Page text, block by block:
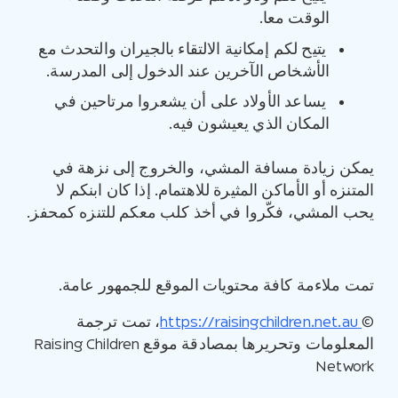
الوقت معا.
يتيح لكم إمكانية الالتقاء بالجيران والتحدث مع
الأشخاص الآخرين عند الدخول إلى المدرسة.
يساعد الأولاد على أن يشعروا مرتاحين في
المكان الذي يعيشون فيه.
يمكن زيادة مسافة المشي، والخروج إلى نزهة في
المتنزه أو الأماكن المثيرة للاهتمام. إذا كان ابنكم لا
يحب المشي، فكّروا في أخذ كلب معكم للتنزه كمحفز.
تمت ملاءمة كافة محتويات الموقع للجمهور عامة.
©
، تمت ترجمة
المعلومات وتحريرها بمصادقة موقع Raising Children
Network